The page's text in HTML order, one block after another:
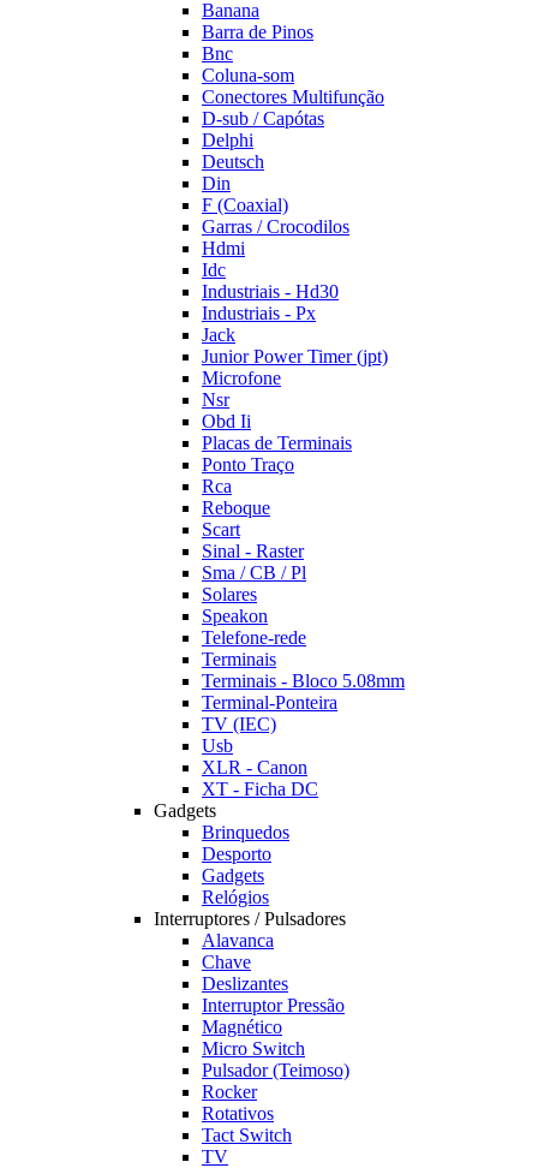
Banana
Barra de Pinos
Bnc
Coluna-som
Conectores Multifunção
D-sub / Capótas
Delphi
Deutsch
Din
F (Coaxial)
Garras / Crocodilos
Hdmi
Idc
Industriais - Hd30
Industriais - Px
Jack
Junior Power Timer (jpt)
Microfone
Nsr
Obd Ii
Placas de Terminais
Ponto Traço
Rca
Reboque
Scart
Sinal - Raster
Sma / CB / Pl
Solares
Speakon
Telefone-rede
Terminais
Terminais - Bloco 5.08mm
Terminal-Ponteira
TV (IEC)
Usb
XLR - Canon
XT - Ficha DC
Gadgets
Brinquedos
Desporto
Gadgets
Relógios
Interruptores / Pulsadores
Alavanca
Chave
Deslizantes
Interruptor Pressão
Magnético
Micro Switch
Pulsador (Teimoso)
Rocker
Rotativos
Tact Switch
TV